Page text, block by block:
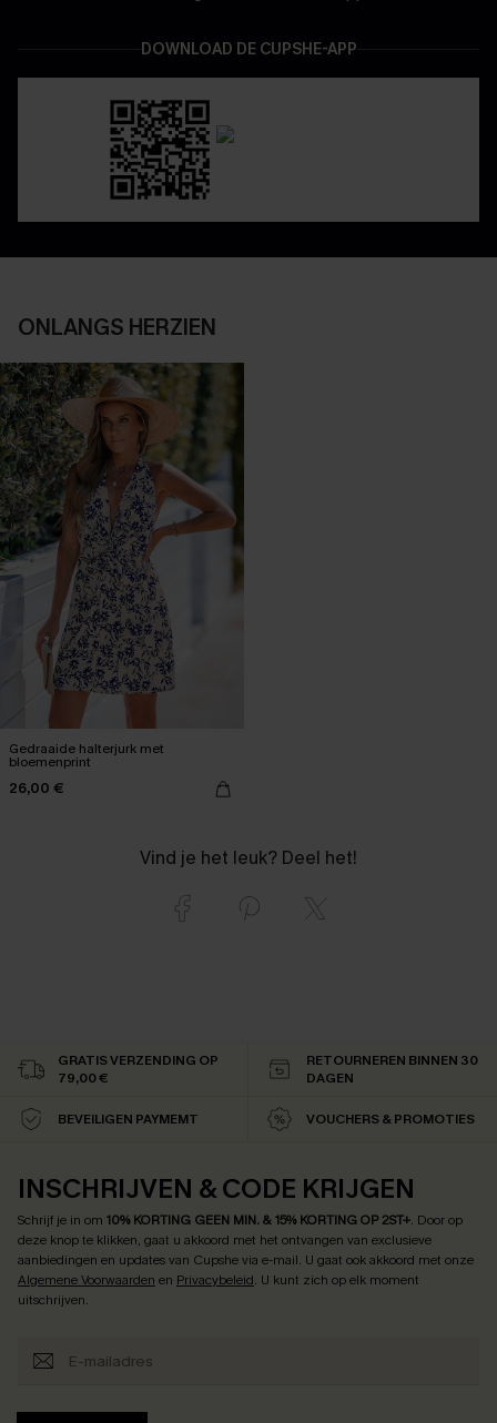
DOWNLOAD DE CUPSHE-APP
ONLANGS HERZIEN
Gedraaide halterjurk met
bloemenprint
26,00 €
Vind je het leuk? Deel het!
GRATIS VERZENDING OP
79,00 €
RETOURNEREN BINNEN 30
DAGEN
BEVEILIGEN PAYMEMT VOUCHERS & PROMOTIES
INSCHRIJVEN & CODE KRIJGEN
Schrijf je in om 10% KORTING GEEN MIN. & 15% KORTING OP 2ST+. Door op
deze knop te klikken, gaat u akkoord met het ontvangen van exclusieve
aanbiedingen en updates van Cupshe via e-mail. U gaat ook akkoord met onze
Algemene Voorwaarden en Privacybeleid. U kunt zich op elk moment
uitschrijven.